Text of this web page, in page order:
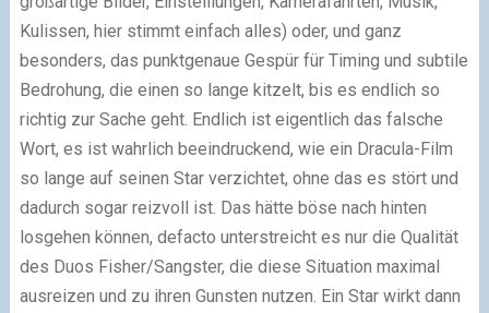
Kulissen, hier stimmt einfach alles) oder, und ganz
besonders, das punktgenaue Gespür für Timing und subtile
Bedrohung, die einen so lange kitzelt, bis es endlich so
richtig zur Sache geht. Endlich ist eigentlich das falsche
Wort, es ist wahrlich beeindruckend, wie ein Dracula-Film
so lange auf seinen Star verzichtet, ohne das es stört und
dadurch sogar reizvoll ist. Das hätte böse nach hinten
losgehen können, defacto unterstreicht es nur die Qualität
des Duos Fisher/Sangster, die diese Situation maximal
ausreizen und zu ihren Gunsten nutzen. Ein Star wirkt dann